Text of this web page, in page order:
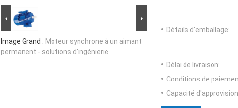
Image Grand : Moteur synchrone à un aimant
permanent - solutions d'ingénierie
Détails d'emballage:
Délai de livraison:
Conditions de
Capacité